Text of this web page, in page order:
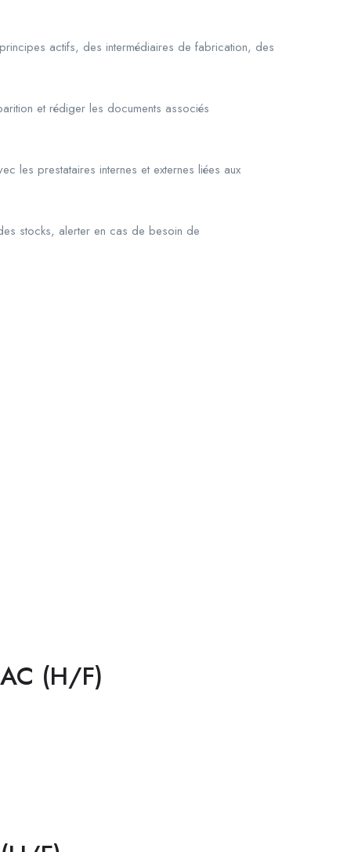
actifs, des intermédiaires de fabrication, des
et rédiger les documents associés
les prestataires internes et externes liées aux
stocks, alerter en cas de besoin de
(H/F)